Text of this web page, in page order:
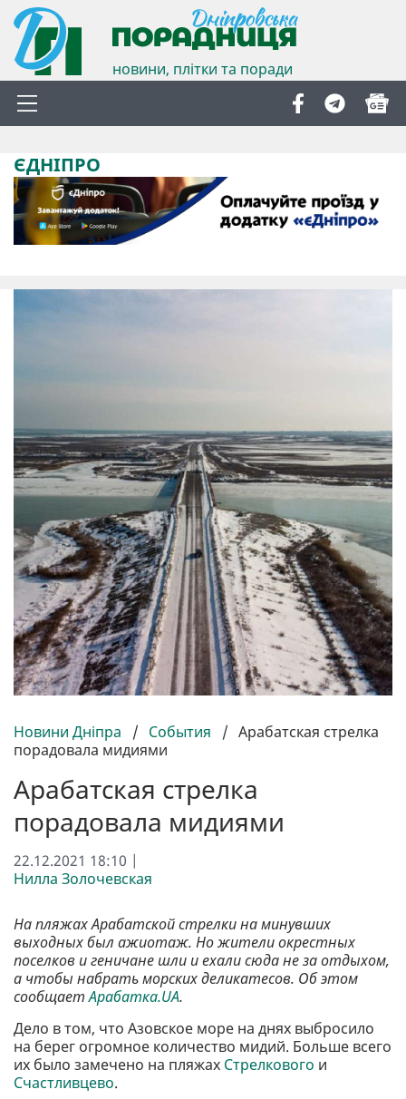
новини, плітки та поради
ЄДНІПРО
Новини Дніпра / События / Арабатская стрелка
порадовала мидиями
Арабатская стрелка
порадовала мидиями
22.12.2021 18:10 |
Нилла Золочевская
На пляжах Арабатской стрелки на минувших
выходных был ажиотаж. Но жители окрестных
поселков и геничане шли и ехали сюда не за отдыхом,
а чтобы набрать морских деликатесов. Об этом
сообщаетАрабатка.UA.
Дело в том, что Азовское море на днях выбросило
на берег огромное количество мидий. Больше всего
их было замечено на пляжах Стрелкового и
Счастливцево.